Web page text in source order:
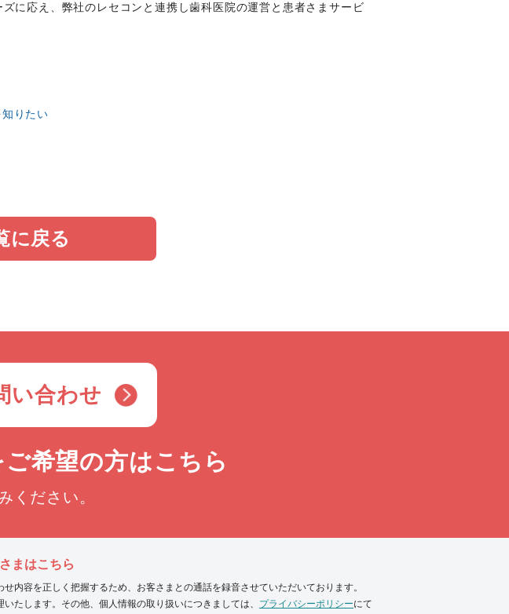
に応え、弊社のレセコンと連携し歯科医院の運営と患者さまサービ
りたい
に戻る
い合わせ
ご希望の方はこちら
ください。
まはこちら
内容を正しく把握するため、お客さまとの通話を録音させていただいております。
たします。その他、個人情報の取り扱いにつきましては、 プライバシーポリシーにて